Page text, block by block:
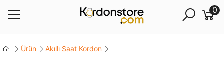
0
Ürün Akıllı Saat Kordon